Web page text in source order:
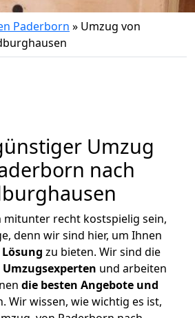
Paderborn » Umzug von
Umzug
nach
mitunter recht kostspielig sein,
denn wir sind hier, um Ihnen
Lösung zu bieten. Wir sind die
und arbeiten
die besten Angebote und
Wir wissen, wie wichtig es ist,